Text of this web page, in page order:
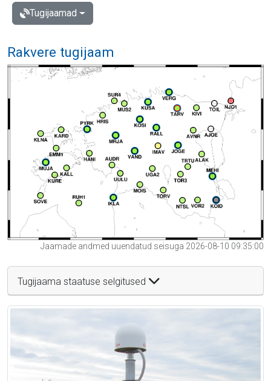
Tugijaamad
Rakvere tugijaam
Jaamade andmed uuendatud seisuga 2026-08-10 09:35:00
Tugijaama staatuse selgitused